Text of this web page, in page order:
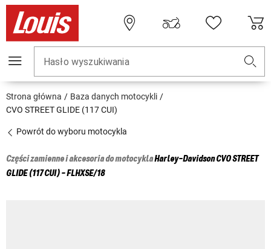
Hasło wyszukiwania
Strona główna
Baza danych motocykli
CVO STREET GLIDE (117 CUI)
Powrót do wyboru motocykla
Części zamienne i akcesoria do motocyklaHarley-DavidsonCVO STREET
GLIDE (117 CUI) - FLHXSE/18